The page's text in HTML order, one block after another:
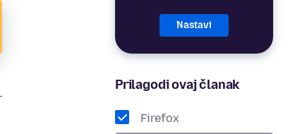
Nastavi
Prilagodi ovaj članak
Firefox